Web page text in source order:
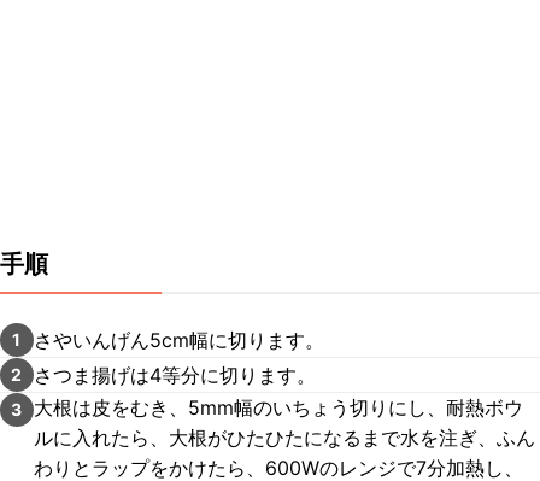
手順
1 さやいんげん5cm幅に切ります。
2 さつま揚げは4等分に切ります。
3
大根は皮をむき、5mm幅のいちょう切りにし、耐熱ボウ
ルに入れたら、大根がひたひたになるまで水を注ぎ、ふん
わりとラップをかけたら、600Wのレンジで7分加熱し、